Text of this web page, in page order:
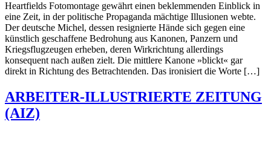
Heartfields Fotomontage gewährt einen beklemmen­den Einblick in
eine Zeit, in der politische Propagan­da mächtige Illusionen webte.
Der deutsche Michel, dessen resignierte Hände sich gegen eine
künstlich geschaf­fene Bedrohung aus Kanonen, Panzern und
Kriegsflugzeugen erheben, deren Wirkrichtung allerdings
konsequent nach außen zielt. Die mittlere Kanone »blickt« gar
direkt in Rich­tung des Betrachtenden. Das ironisiert die Worte […]
ARBEITER-ILLUSTRIERTE ZEITUNG
(AIZ)